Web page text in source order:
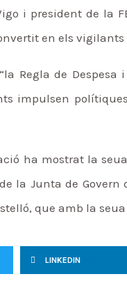
i president de la
en els
Regla de
impulsen
ha mostrat la
la Junta de
que amb la
LINKEDIN